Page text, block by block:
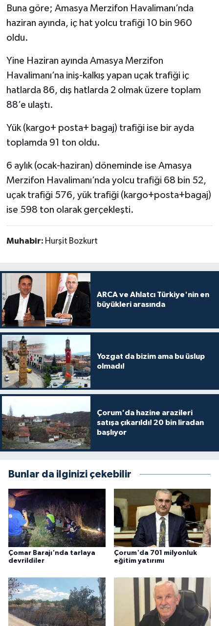
Buna göre; Amasya Merzifon Havalimanı’nda
haziran ayında, iç hat yolcu trafiği 10 bin 960
oldu.
Yine Haziran ayında Amasya Merzifon
Havalimanı’na iniş-kalkış yapan uçak trafiği iç
hatlarda 86, dış hatlarda 2 olmak üzere toplam
88’e ulaştı.
Yük (kargo+ posta+ bagaj) trafiği ise bir ayda
toplamda 91 ton oldu.
6 aylık (ocak-haziran) döneminde ise Amasya
Merzifon Havalimanı’nda yolcu trafiği 68 bin 52,
uçak trafiği 576, yük trafiği (kargo+posta+bagaj)
ise 598 ton olarak gerçekleşti.
Muhabir: Hurşit Bozkurt
ARCA ve Ahlatcı Türkiye'nin en
büyükleri arasında
Yozgat da bizim ama bu üslup
olmadı!
Çorum'da hazine arazileri
satışa çıkarıldı! 20 bin liradan
başlıyor
Bunlar da ilginizi çekebilir
Çomar Barajı'nda tarlaya
devrildiler
Çorum'da 701 milyonluk
eğitim yatırımı